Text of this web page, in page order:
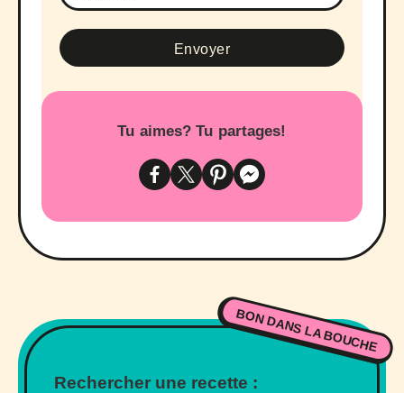
Tu aimes? Tu partages!
BON DANS LA BOUCHE
Rechercher une recette :